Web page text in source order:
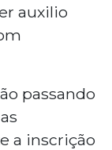
auxilio
passando
a inscrição